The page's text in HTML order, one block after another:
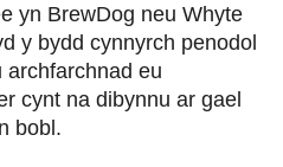
yn BrewDog neu Whyte
y bydd cynnyrch penodol
archfarchnad eu
cynt na dibynnu ar gael
bobl.